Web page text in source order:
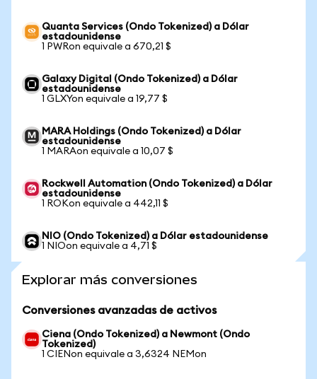
Quanta Services (Ondo Tokenized) a Dólar
estadounidense
1 PWRon equivale a 670,21 $
Galaxy Digital (Ondo Tokenized) a Dólar
estadounidense
1 GLXYon equivale a 19,77 $
MARA Holdings (Ondo Tokenized) a Dólar
estadounidense
1 MARAon equivale a 10,07 $
Rockwell Automation (Ondo Tokenized) a Dólar
estadounidense
1 ROKon equivale a 442,11 $
NIO (Ondo Tokenized) a Dólar estadounidense
1 NIOon equivale a 4,71 $
Explorar más conversiones
Conversiones avanzadas de activos
Ciena (Ondo Tokenized) a Newmont (Ondo
Tokenized)
1 CIENon equivale a 3,6324 NEMon